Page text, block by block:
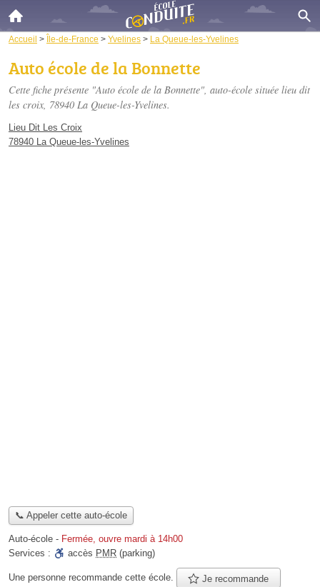
Accueil > Île-de-France > Yvelines > La Queue-les-Yvelines
Auto école de la Bonnette
Cette fiche présente "Auto école de la Bonnette", auto-école située lieu dit
les croix, 78940 La Queue-les-Yvelines.
Lieu Dit Les Croix
78940 La Queue-les-Yvelines
📞 Appeler cette auto-école
Auto-école - Fermée, ouvre mardi à 14h00
Services :
accès PMR (parking)
Une personne recommande cette école. Je recommande